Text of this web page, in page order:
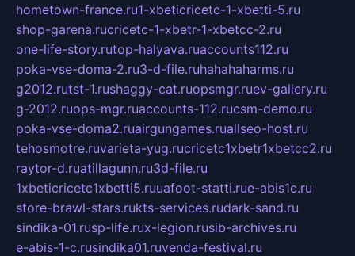
hometown-france.ru1-xbeticricetc-1-xbetti-5.ru
shop-garena.rucricetc-1-xbetr-1-xbetcc-2.ru
one-life-story.rutop-halyava.ruaccounts112.ru
poka-vse-doma-2.ru3-d-file.ruhahahaharms.ru
g2012.rutst-1.rushaggy-cat.ruopsmgr.ruev-gallery.ru
g-2012.ruops-mgr.ruaccounts-112.rucsm-demo.ru
poka-vse-doma2.ruairgungames.ruallseo-host.ru
tehosmotre.ruvarieta-yug.rucricetc1xbetr1xbetcc2.ru
raytor-d.ruatillagunn.ru3d-file.ru
1xbeticricetc1xbetti5.ruuafoot-statti.rue-abis1c.ru
store-brawl-stars.rukts-services.rudark-sand.ru
sindika-01.rusp-life.rux-legion.rusib-archives.ru
e-abis-1-c.rusindika01.ruvenda-festival.ru